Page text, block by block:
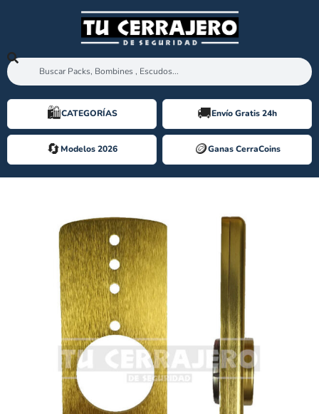
🛍️️CATEGORÍAS 🚚Envío Gratis 24h
🔄Modelos 2026 🪙️Ganas CerraCoins